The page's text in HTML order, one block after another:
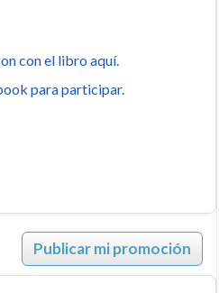
con el libro aquí.
para participar.
Publicar mi promoción